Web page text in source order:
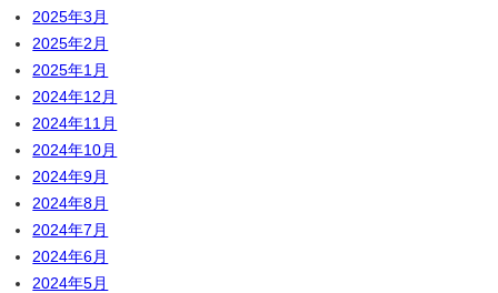
2025年3月
2025年2月
2025年1月
2024年12月
2024年11月
2024年10月
2024年9月
2024年8月
2024年7月
2024年6月
2024年5月